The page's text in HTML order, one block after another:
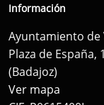
Información
Ayuntamiento de
Plaza de España,
(Badajoz)
Ver mapa